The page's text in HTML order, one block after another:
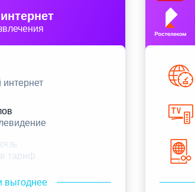
тариф
выгоднее